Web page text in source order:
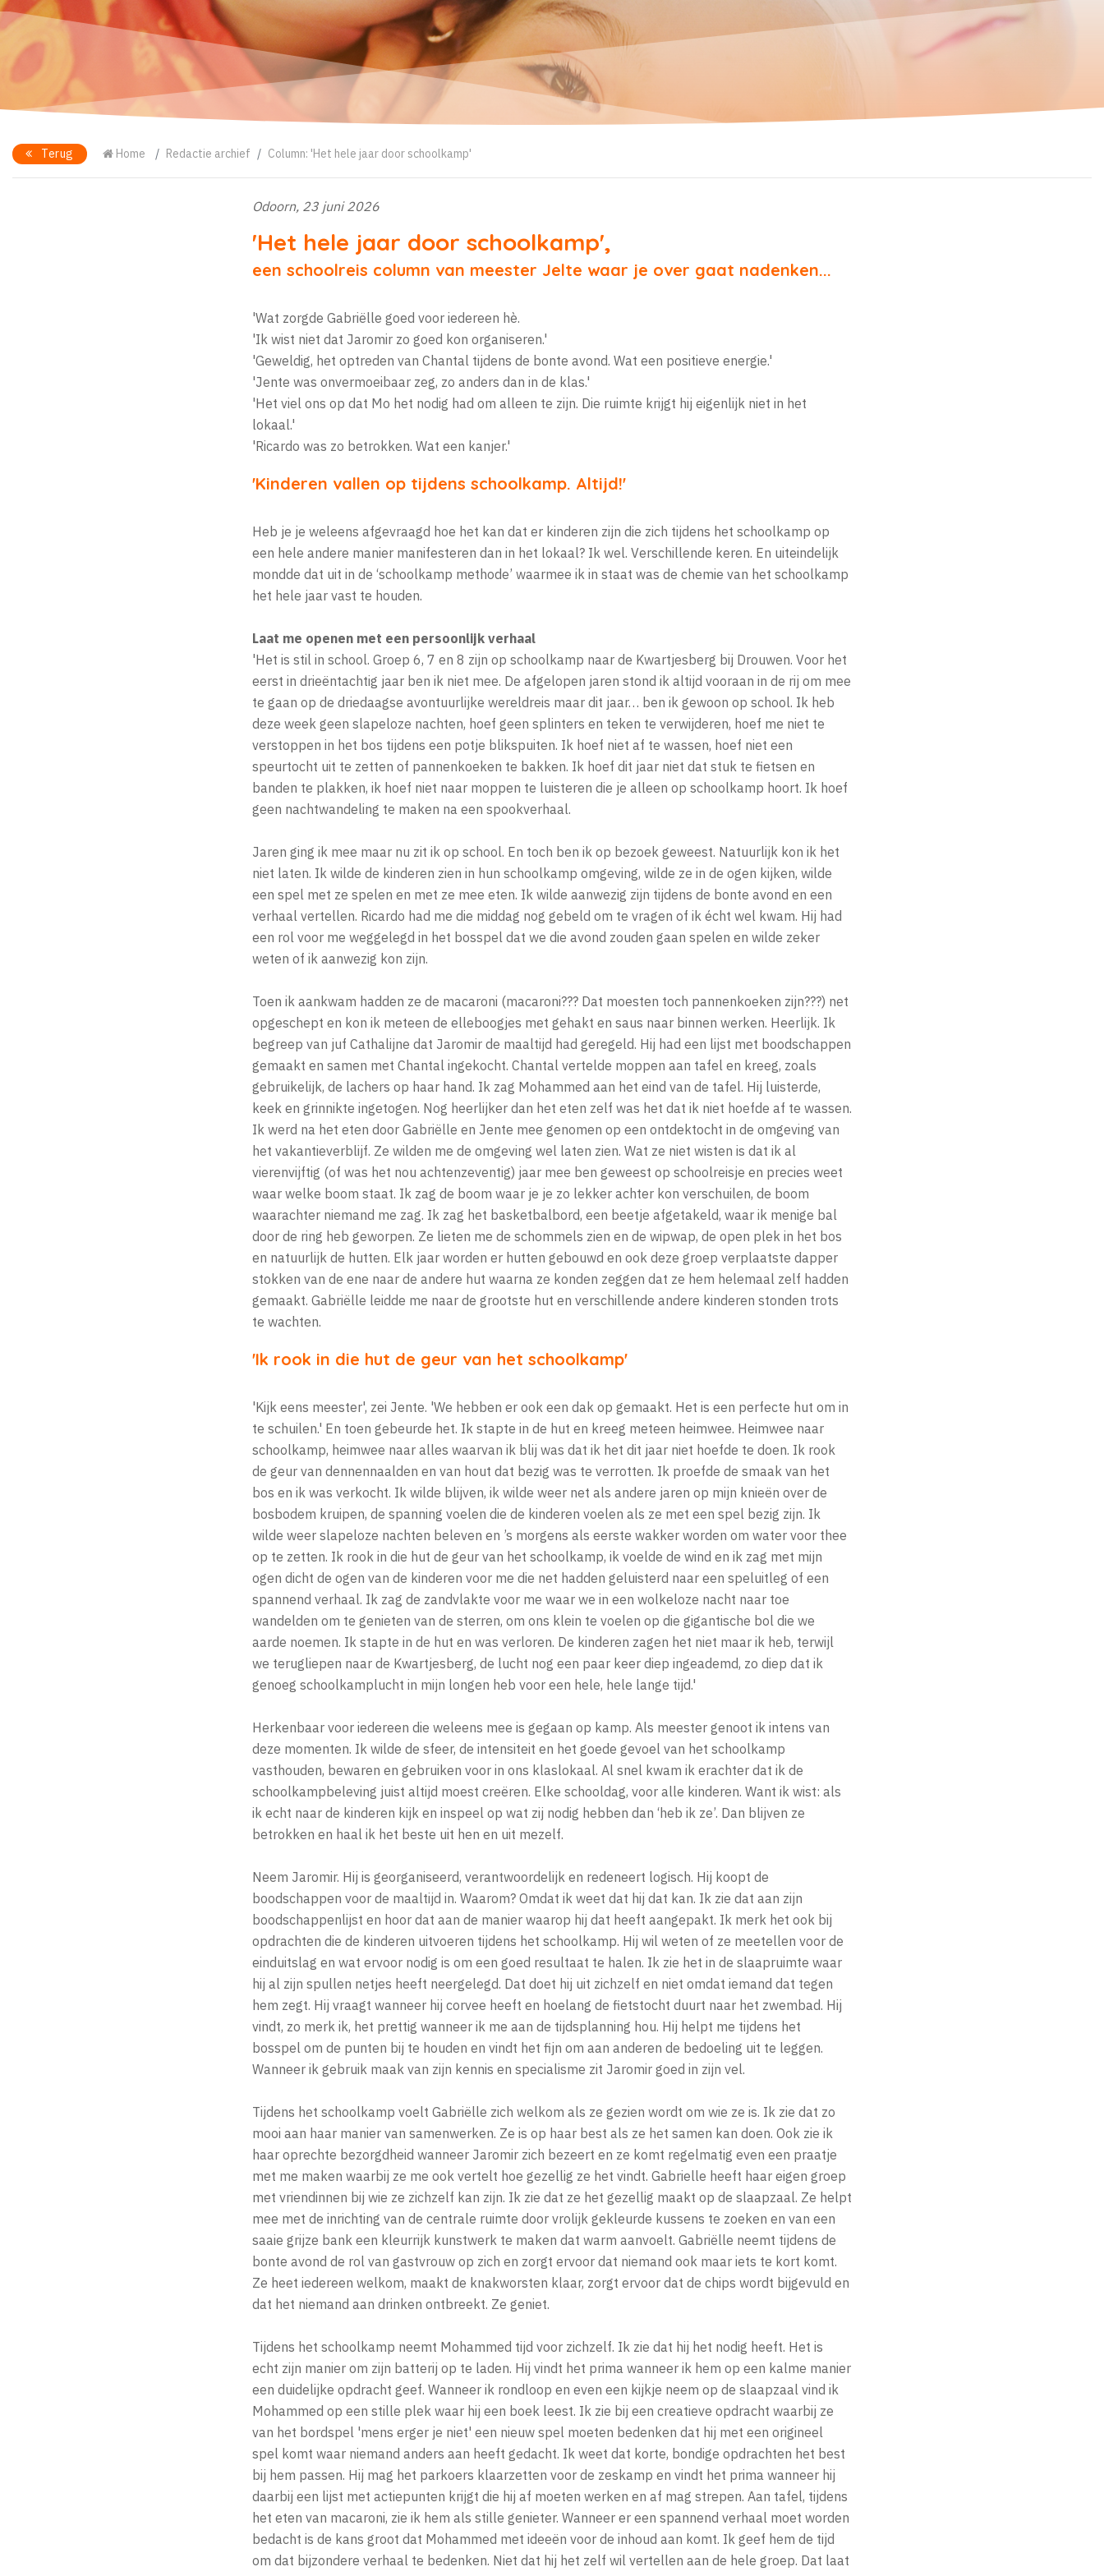
Terug Home Redactie archief Column: 'Het hele jaar door schoolkamp'
Odoorn, 23 juni 2026
'Het hele jaar door schoolkamp',
een schoolreis column van meester Jelte waar je over gaat nadenken...
'Wat zorgde Gabriëlle goed voor iedereen hè.
'Ik wist niet dat Jaromir zo goed kon organiseren.'
'Geweldig, het optreden van Chantal tijdens de bonte avond. Wat een positieve energie.'
'Jente was onvermoeibaar zeg, zo anders dan in de klas.'
'Het viel ons op dat Mo het nodig had om alleen te zijn. Die ruimte krijgt hij eigenlijk niet in het
lokaal.'
'Ricardo was zo betrokken. Wat een kanjer.'
'Kinderen vallen op tijdens schoolkamp. Altijd!'
Heb je je weleens afgevraagd hoe het kan dat er kinderen zijn die zich tijdens het schoolkamp op
een hele andere manier manifesteren dan in het lokaal? Ik wel. Verschillende keren. En uiteindelijk
mondde dat uit in de ‘schoolkamp methode’ waarmee ik in staat was de chemie van het schoolkamp
het hele jaar vast te houden.
Laat me openen met een persoonlijk verhaal
'Het is stil in school. Groep 6, 7 en 8 zijn op schoolkamp naar de Kwartjesberg bij Drouwen. Voor het
eerst in drieëntachtig jaar ben ik niet mee. De afgelopen jaren stond ik altijd vooraan in de rij om mee
te gaan op de driedaagse avontuurlijke wereldreis maar dit jaar… ben ik gewoon op school. Ik heb
deze week geen slapeloze nachten, hoef geen splinters en teken te verwijderen, hoef me niet te
verstoppen in het bos tijdens een potje blikspuiten. Ik hoef niet af te wassen, hoef niet een
speurtocht uit te zetten of pannenkoeken te bakken. Ik hoef dit jaar niet dat stuk te fietsen en
banden te plakken, ik hoef niet naar moppen te luisteren die je alleen op schoolkamp hoort. Ik hoef
geen nachtwandeling te maken na een spookverhaal.
Jaren ging ik mee maar nu zit ik op school. En toch ben ik op bezoek geweest. Natuurlijk kon ik het
niet laten. Ik wilde de kinderen zien in hun schoolkamp omgeving, wilde ze in de ogen kijken, wilde
een spel met ze spelen en met ze mee eten. Ik wilde aanwezig zijn tijdens de bonte avond en een
verhaal vertellen. Ricardo had me die middag nog gebeld om te vragen of ik écht wel kwam. Hij had
een rol voor me weggelegd in het bosspel dat we die avond zouden gaan spelen en wilde zeker
weten of ik aanwezig kon zijn.
Toen ik aankwam hadden ze de macaroni (macaroni??? Dat moesten toch pannenkoeken zijn???) net
opgeschept en kon ik meteen de elleboogjes met gehakt en saus naar binnen werken. Heerlijk. Ik
begreep van juf Cathalijne dat Jaromir de maaltijd had geregeld. Hij had een lijst met boodschappen
gemaakt en samen met Chantal ingekocht. Chantal vertelde moppen aan tafel en kreeg, zoals
gebruikelijk, de lachers op haar hand. Ik zag Mohammed aan het eind van de tafel. Hij luisterde,
keek en grinnikte ingetogen. Nog heerlijker dan het eten zelf was het dat ik niet hoefde af te wassen.
Ik werd na het eten door Gabriëlle en Jente mee genomen op een ontdektocht in de omgeving van
het vakantieverblijf. Ze wilden me de omgeving wel laten zien. Wat ze niet wisten is dat ik al
vierenvijftig (of was het nou achtenzeventig) jaar mee ben geweest op schoolreisje en precies weet
waar welke boom staat. Ik zag de boom waar je je zo lekker achter kon verschuilen, de boom
waarachter niemand me zag. Ik zag het basketbalbord, een beetje afgetakeld, waar ik menige bal
door de ring heb geworpen. Ze lieten me de schommels zien en de wipwap, de open plek in het bos
en natuurlijk de hutten. Elk jaar worden er hutten gebouwd en ook deze groep verplaatste dapper
stokken van de ene naar de andere hut waarna ze konden zeggen dat ze hem helemaal zelf hadden
gemaakt. Gabriëlle leidde me naar de grootste hut en verschillende andere kinderen stonden trots
te wachten.
'Ik rook in die hut de geur van het schoolkamp'
'Kijk eens meester', zei Jente. 'We hebben er ook een dak op gemaakt. Het is een perfecte hut om in
te schuilen.' En toen gebeurde het. Ik stapte in de hut en kreeg meteen heimwee. Heimwee naar
schoolkamp, heimwee naar alles waarvan ik blij was dat ik het dit jaar niet hoefde te doen. Ik rook
de geur van dennennaalden en van hout dat bezig was te verrotten. Ik proefde de smaak van het
bos en ik was verkocht. Ik wilde blijven, ik wilde weer net als andere jaren op mijn knieën over de
bosbodem kruipen, de spanning voelen die de kinderen voelen als ze met een spel bezig zijn. Ik
wilde weer slapeloze nachten beleven en ’s morgens als eerste wakker worden om water voor thee
op te zetten. Ik rook in die hut de geur van het schoolkamp, ik voelde de wind en ik zag met mijn
ogen dicht de ogen van de kinderen voor me die net hadden geluisterd naar een speluitleg of een
spannend verhaal. Ik zag de zandvlakte voor me waar we in een wolkeloze nacht naar toe
wandelden om te genieten van de sterren, om ons klein te voelen op die gigantische bol die we
aarde noemen. Ik stapte in de hut en was verloren. De kinderen zagen het niet maar ik heb, terwijl
we terugliepen naar de Kwartjesberg, de lucht nog een paar keer diep ingeademd, zo diep dat ik
genoeg schoolkamplucht in mijn longen heb voor een hele, hele lange tijd.'
Herkenbaar voor iedereen die weleens mee is gegaan op kamp. Als meester genoot ik intens van
deze momenten. Ik wilde de sfeer, de intensiteit en het goede gevoel van het schoolkamp
vasthouden, bewaren en gebruiken voor in ons klaslokaal. Al snel kwam ik erachter dat ik de
schoolkampbeleving juist altijd moest creëren. Elke schooldag, voor alle kinderen. Want ik wist: als
ik echt naar de kinderen kijk en inspeel op wat zij nodig hebben dan ‘heb ik ze’. Dan blijven ze
betrokken en haal ik het beste uit hen en uit mezelf.
Neem Jaromir. Hij is georganiseerd, verantwoordelijk en redeneert logisch. Hij koopt de
boodschappen voor de maaltijd in. Waarom? Omdat ik weet dat hij dat kan. Ik zie dat aan zijn
boodschappenlijst en hoor dat aan de manier waarop hij dat heeft aangepakt. Ik merk het ook bij
opdrachten die de kinderen uitvoeren tijdens het schoolkamp. Hij wil weten of ze meetellen voor de
einduitslag en wat ervoor nodig is om een goed resultaat te halen. Ik zie het in de slaapruimte waar
hij al zijn spullen netjes heeft neergelegd. Dat doet hij uit zichzelf en niet omdat iemand dat tegen
hem zegt. Hij vraagt wanneer hij corvee heeft en hoelang de fietstocht duurt naar het zwembad. Hij
vindt, zo merk ik, het prettig wanneer ik me aan de tijdsplanning hou. Hij helpt me tijdens het
bosspel om de punten bij te houden en vindt het fijn om aan anderen de bedoeling uit te leggen.
Wanneer ik gebruik maak van zijn kennis en specialisme zit Jaromir goed in zijn vel.
Tijdens het schoolkamp voelt Gabriëlle zich welkom als ze gezien wordt om wie ze is. Ik zie dat zo
mooi aan haar manier van samenwerken. Ze is op haar best als ze het samen kan doen. Ook zie ik
haar oprechte bezorgdheid wanneer Jaromir zich bezeert en ze komt regelmatig even een praatje
met me maken waarbij ze me ook vertelt hoe gezellig ze het vindt. Gabrielle heeft haar eigen groep
met vriendinnen bij wie ze zichzelf kan zijn. Ik zie dat ze het gezellig maakt op de slaapzaal. Ze helpt
mee met de inrichting van de centrale ruimte door vrolijk gekleurde kussens te zoeken en van een
saaie grijze bank een kleurrijk kunstwerk te maken dat warm aanvoelt. Gabriëlle neemt tijdens de
bonte avond de rol van gastvrouw op zich en zorgt ervoor dat niemand ook maar iets te kort komt.
Ze heet iedereen welkom, maakt de knakworsten klaar, zorgt ervoor dat de chips wordt bijgevuld en
dat het niemand aan drinken ontbreekt. Ze geniet.
Tijdens het schoolkamp neemt Mohammed tijd voor zichzelf. Ik zie dat hij het nodig heeft. Het is
echt zijn manier om zijn batterij op te laden. Hij vindt het prima wanneer ik hem op een kalme manier
een duidelijke opdracht geef. Wanneer ik rondloop en even een kijkje neem op de slaapzaal vind ik
Mohammed op een stille plek waar hij een boek leest. Ik zie bij een creatieve opdracht waarbij ze
van het bordspel 'mens erger je niet' een nieuw spel moeten bedenken dat hij met een origineel
spel komt waar niemand anders aan heeft gedacht. Ik weet dat korte, bondige opdrachten het best
bij hem passen. Hij mag het parkoers klaarzetten voor de zeskamp en vindt het prima wanneer hij
daarbij een lijst met actiepunten krijgt die hij af moeten werken en af mag strepen. Aan tafel, tijdens
het eten van macaroni, zie ik hem als stille genieter. Wanneer er een spannend verhaal moet worden
bedacht is de kans groot dat Mohammed met ideeën voor de inhoud aan komt. Ik geef hem de tijd
om dat bijzondere verhaal te bedenken. Niet dat hij het zelf wil vertellen aan de hele groep. Dat laat